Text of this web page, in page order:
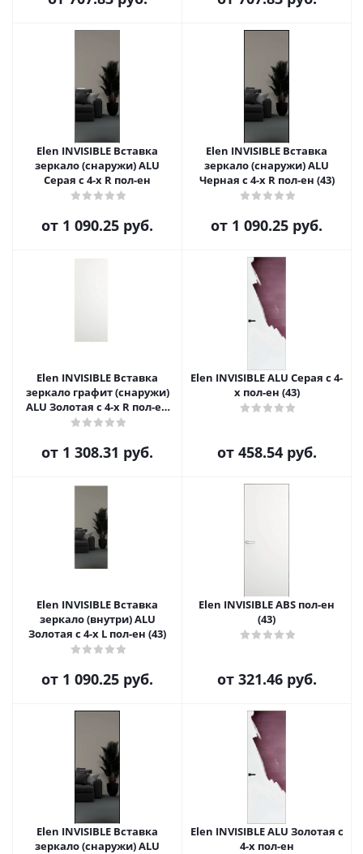
Elen INVISIBLE Вставка
зеркало (снаружи) ALU
Серая с 4-х R пол-ен
от 1 090.25 руб.
Elen INVISIBLE Вставка
зеркало (снаружи) ALU
Черная с 4-х R пол-ен (43)
от 1 090.25 руб.
Elen INVISIBLE Вставка
зеркало графит (снаружи)
ALU Золотая с 4-х R пол-ен
(43)
от 1 308.31 руб.
Elen INVISIBLE ALU Серая с 4-
х пол-ен (43)
от 458.54 руб.
Elen INVISIBLE Вставка
зеркало (внутри) ALU
Золотая с 4-х L пол-ен (43)
от 1 090.25 руб.
Elen INVISIBLE ABS пол-ен
(43)
от 321.46 руб.
Elen INVISIBLE Вставка
зеркало (снаружи) ALU
Elen INVISIBLE ALU Золотая с
4-х пол-ен